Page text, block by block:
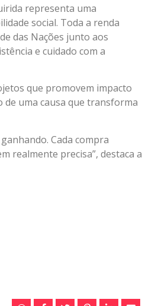
representa uma
social. Toda a renda
das Nações junto aos
e cuidado com a
que promovem impacto
uma causa que transforma
Cada compra
realmente precisa”, destaca a